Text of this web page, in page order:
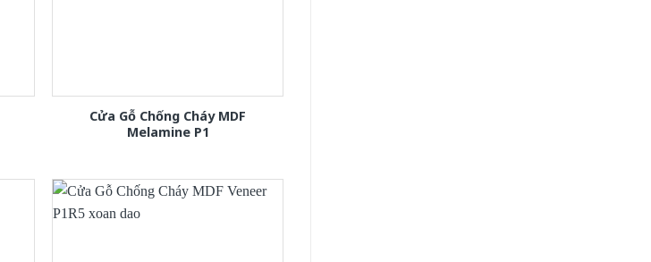
Cửa Gỗ Chống Cháy MDF
Melamine P1